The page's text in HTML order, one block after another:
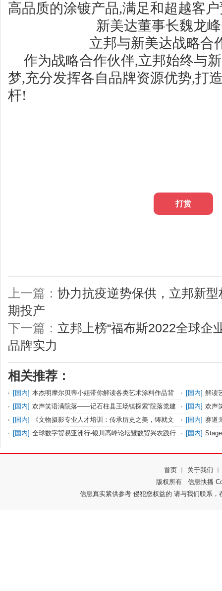
高品质的涂镀产品,满足和超越客
新美达董事长魏龙
立邦与新美达战略合
作为战略合作伙伴,立邦始终与
梦,充分发挥各自品牌资源优势,打
杆!
打赏
上一篇： 协力抗疫逆势保供，立邦新
期投产
下一篇： 立邦上榜“福布斯2022全球企
品牌实力
相关推荐：
[国内] 本杰明摩尔贝蒂小姐带你解读各类艺术涂料作品背
后的色
[国内] 解读
空间注
[国内] 欢声笑语满院落——记石柱县王场镇探索“院落党建
综合
[国内] 欢声
综合
[国内]
《文物摄影专业人才培训：传承历史之美，铸就文
化辉煌
[国内] 赛道
落幕
[国内] 全球数字贸易亚洲行-银川高峰论坛暨数贸兴农践行 [国内]
衫！
首页 ︱ 关于我们
版权所有 信息快播
信息真实紧供参考 侵犯您权益的 请与我们联系